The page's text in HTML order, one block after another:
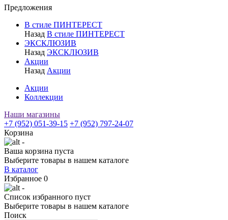
Предложения
В стиле ПИНТЕРЕСТ
Назад В стиле ПИНТЕРЕСТ
ЭКСКЛЮЗИВ
Назад ЭКСКЛЮЗИВ
Акции
Назад Акции
Акции
Коллекции
Наши магазины
+7 (952) 051-39-15 +7 (952) 797-24-07
Корзина
-
Ваша корзина пуста
Выберите товары в нашем каталоге
В каталог
Избранное 0
-
Список избранного пуст
Выберите товары в нашем каталоге
Поиск